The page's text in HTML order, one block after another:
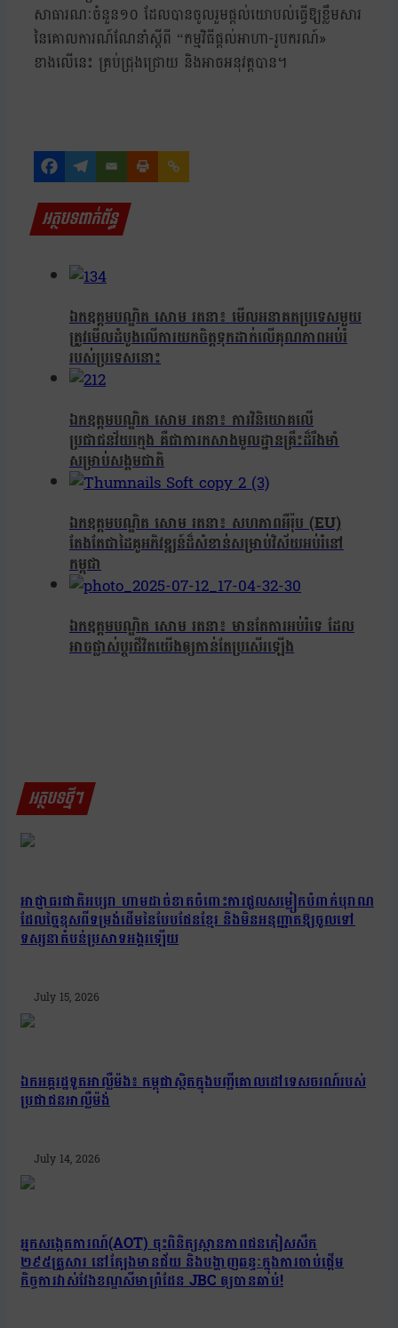
សាធារណៈចំនួន១០ ដែលបានចូលរួមផ្តល់យោបល់ធ្វើឱ្យខ្លឹមសារ
នៃគោលការណ៍ណែនាំស្តីពី “កម្មវិធីផ្តល់អាហា-រូបករណ៍»
ខាងលើនេះ គ្រប់ជ្រុងជ្រោយ និងអាចអនុវត្តបាន។
អត្ថបទពាក់ព័ន្ធ
ឯកឧត្តមបណ្ឌិត សោម រតនា៖ មើលអនាគតប្រទេសមួយ
ត្រូវមើលដំបូងលើការយកចិត្តទុកដាក់លើគុណភាពអប់រំ
របស់ប្រទេសនោះ
ឯកឧត្តមបណ្ឌិត សោម រតនា៖ ការវិនិយោគលើ
ប្រជាជនវ័យក្មេង គឺជាការកសាងមូលដ្ឋានគ្រឹះដ៏រឹងមាំ
សម្រាប់សង្គមជាតិ
ឯកឧត្តមបណ្ឌិត សោម រតនា៖ សហភាពអឺរ៉ុប (EU)
តែងតែជាដៃគូអភិវឌ្ឍន៍ដ៏សំខាន់សម្រាប់វិស័យអប់រំនៅ
កម្ពុជា
ឯកឧត្តមបណ្ឌិត សោម រតនា៖ មានតែការអប់រំទេ ដែល
អាចផ្លាស់ប្តូរជីវិតយើងឲ្យកាន់តែប្រសើរឡើង
អត្ថបទថ្មីៗ
អាជ្ញាធរជាតិអប្សរា ហាមដាច់ខាតចំពោះការជួលសម្លៀកបំពាក់បុរាណ
ដែលច្នៃខុសពីទម្រង់ដើមនៃបែបផែនខ្មែរ និងមិនអនុញ្ញាតឱ្យចូលទៅ
ទស្សនាតំបន់ប្រសាទអង្គរឡើយ
July 15, 2026
ឯកអគ្គរដ្ឋទូតអាល្លឺម៉ង៖ កម្ពុជាស្ថិតក្នុងបញ្ជីគោលដៅទេសចរណ៍របស់
ប្រជាជនអាល្លឺម៉ង់
July 14, 2026
អ្នកសង្កេតការណ៍(AOT) ចុះពិនិត្យស្ថានភាពជនភៀសសឹក
២៩៥គ្រួសារ នៅត្បែងមានជ័យ និងបង្ហាញឆន្ទៈក្នុងការចាប់ផ្តើម
កិច្ចការវាស់វែងខណ្ឌសីមាព្រំដែន JBC ឲ្យបានឆាប់!